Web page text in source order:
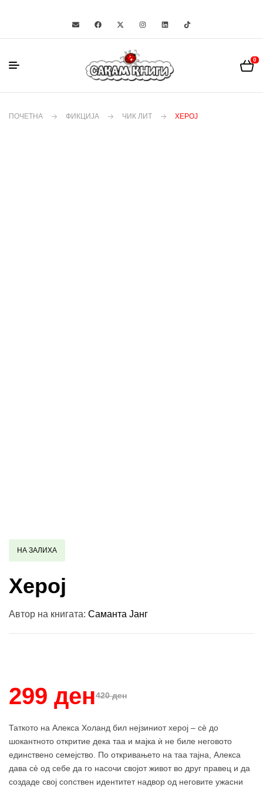
0
ПОЧЕТНА ФИКЦИЈА ЧИК ЛИТ ХЕРОЈ
НА ЗАЛИХА
Херој
Автор на книгата: Саманта Јанг
420 ден
299 ден
Таткото на Алекса Холанд бил нејзиниот херој – сè до
шокантното откритие дека таа и мајка ѝ не биле неговото
единствено семејство. По откривањето на таа тајна, Алекса
дава сè од себе да го насочи својот живот во друг правец и да
создаде свој сопствен идентитет надвор од неговите ужасни